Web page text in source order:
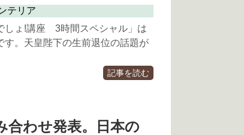
テリア
しょ!講座 3時間スペシャル」は
す。天皇陛下の生前退位の話題が
記事を読む
合わせ発表。日本の